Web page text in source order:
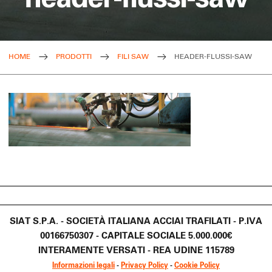
HOME PRODOTTI FILI SAW HEADER-FLUSSI-SAW
SIAT S.P.A. - SOCIETÀ ITALIANA ACCIAI TRAFILATI - P.IVA
00166750307 - CAPITALE SOCIALE 5.000.000€
INTERAMENTE VERSATI - REA UDINE 115789
Informazioni legali - Privacy Policy - Cookie Policy